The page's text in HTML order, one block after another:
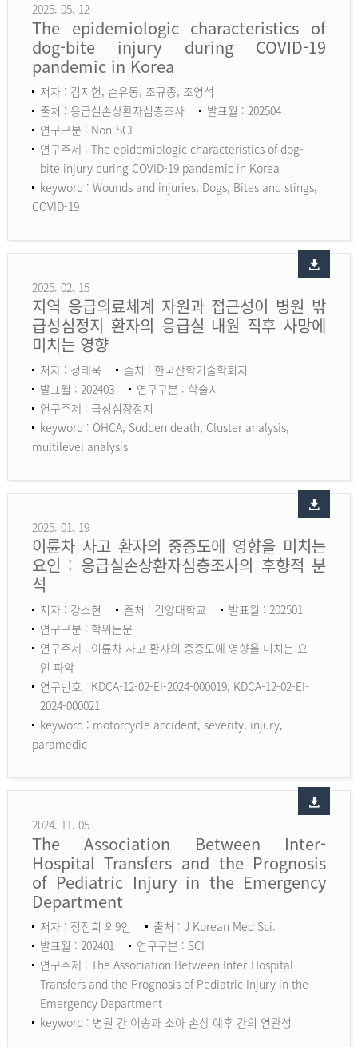
2025. 05. 12
The epidemiologic characteristics of
dog-bite injury during COVID-19
pandemic in Korea
저자 : 김지헌, 손유동, 조규종, 조영석
출처 : 응급실손상환자심층조사
발표월 : 202504
연구구분 : Non-SCI
연구주제 : The epidemiologic characteristics of dog-
bite injury during COVID-19 pandemic in Korea
keyword : Wounds and injuries, Dogs, Bites and stings,
COVID-19
2025. 02. 15
지역 응급의료체계 자원과 접근성이 병원 밖
급성심정지 환자의 응급실 내원 직후 사망에
미치는 영향
저자 : 정태욱
출처 : 한국산학기술학회지
발표월 : 202403
연구구분 : 학술지
연구주제 : 급성심장정지
keyword : OHCA, Sudden death, Cluster analysis,
multilevel analysis
2025. 01. 19
이륜차 사고 환자의 중증도에 영향을 미치는
요인 : 응급실손상환자심층조사의 후향적 분
석
저자 : 강소현 출처 : 건양대학교
발표월 : 202501
연구구분 : 학위논문
연구주제 : 이륜차 사고 환자의 중증도에 영향을 미치는 요
인 파악
연구번호 : KDCA-12-02-EI-2024-000019, KDCA-12-02-EI-
2024-000021
keyword : motorcycle accident, severity, injury,
paramedic
2024. 11. 05
The Association Between Inter-
Hospital Transfers and the Prognosis
of Pediatric Injury in the Emergency
Department
저자 : 정진희 외9인
출처 : J Korean Med Sci.
발표월 : 202401
연구구분 : SCI
연구주제 : The Association Between Inter-Hospital
Transfers and the Prognosis of Pediatric Injury in the
Emergency Department
keyword : 병원 간 이송과 소아 손상 예후 간의 연관성